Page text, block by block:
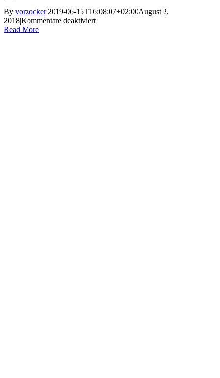
By vorzocker|2019-06-15T16:08:07+02:00August 2,
2018|Kommentare deaktiviertfür
Read More